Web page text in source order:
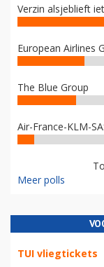
Verzin alsjeblieft
European Airlines
The Blue Group
Air-France-KLM-
Meer polls
TUI vliegtickets